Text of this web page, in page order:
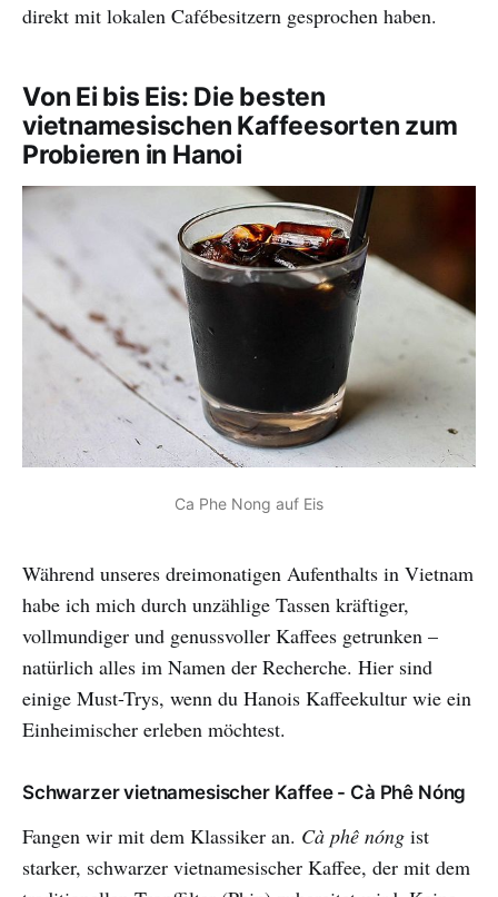
direkt mit lokalen Cafébesitzern gesprochen haben.
Von Ei bis Eis: Die besten
vietnamesischen Kaffeesorten zum
Probieren in Hanoi
Ca Phe Nong auf Eis
Während unseres dreimonatigen Aufenthalts in Vietnam
habe ich mich durch unzählige Tassen kräftiger,
vollmundiger und genussvoller Kaffees getrunken –
natürlich alles im Namen der Recherche. Hier sind
einige Must-Trys, wenn du Hanois Kaffeekultur wie ein
Einheimischer erleben möchtest.
Schwarzer vietnamesischer Kaffee - Cà Phê Nóng
Fangen wir mit dem Klassiker an. Cà phê nóng ist
starker, schwarzer vietnamesischer Kaffee, der mit dem